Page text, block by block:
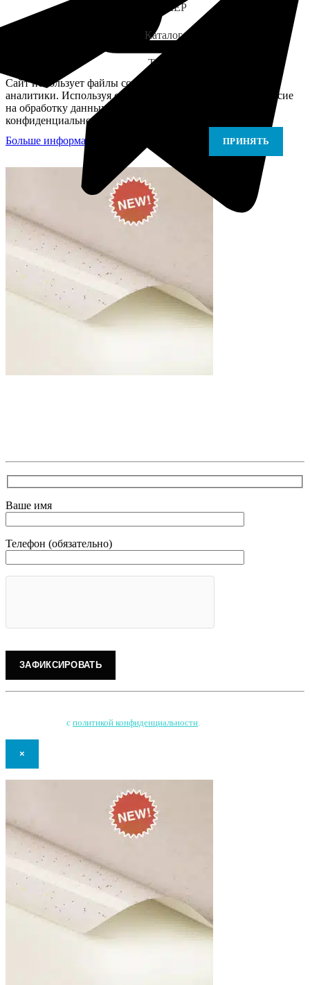
ЗАМЕР
Каталог
Telegram
Сайт использует файлы cookie для персонализации и
аналитики. Используя сайт, вы подтверждаете своё согласие
на обработку данных в соответствии с Политикой
конфиденциальности.
Больше информации
ПРИНЯТЬ
Ваше имя
Телефон (обязательно)
с политикой конфиденциальности.
×